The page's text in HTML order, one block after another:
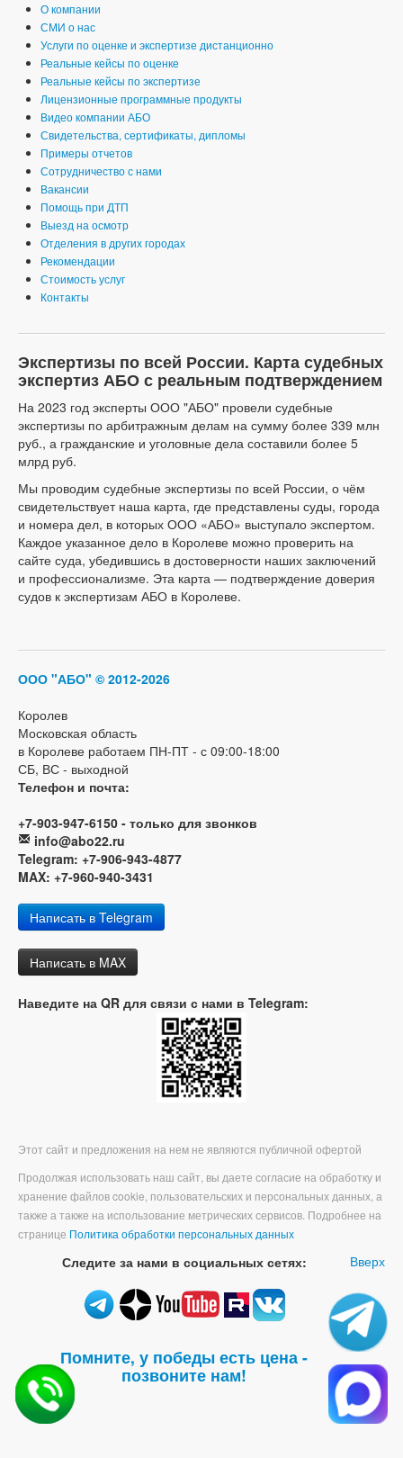
О компании
СМИ о нас
Услуги по оценке и экспертизе дистанционно
Реальные кейсы по оценке
Реальные кейсы по экспертизе
Лицензионные программные продукты
Видео компании АБО
Свидетельства, сертификаты, дипломы
Примеры отчетов
Сотрудничество с нами
Вакансии
Помощь при ДТП
Выезд на осмотр
Отделения в других городах
Рекомендации
Стоимость услуг
Контакты
Экспертизы по всей России. Карта судебных
экспертиз АБО с реальным подтверждением
На 2023 год эксперты ООО "АБО" провели судебные
экспертизы по арбитражным делам на сумму более 339 млн
руб., а гражданские и уголовные дела составили более 5
млрд руб.
Мы проводим судебные экспертизы по всей России, о чём
свидетельствует наша карта, где представлены суды, города
и номера дел, в которых ООО «АБО» выступало экспертом.
Каждое указанное дело в Королеве можно проверить на
сайте суда, убедившись в достоверности наших заключений
и профессионализме. Эта карта — подтверждение доверия
судов к экспертизам АБО в Королеве.
ООО "АБО" © 2012-2026
Королев
Московская область
в Королеве работаем ПН-ПТ - с 09:00-18:00
СБ, ВС - выходной
Телефон и почта:
+7-903-947-6150 - только для звонков
info@abo22.ru
Telegram: +7-906-943-4877
MAX: +7-960-940-3431
Написать в Telegram
Написать в MAX
Наведите на QR для связи с нами в Telegram:
Этот сайт и предложения на нем не являются публичной офертой
Продолжая использовать наш сайт, вы даете согласие на обработку и
хранение файлов cookie, пользовательских и персональных данных, а
также а также на использование метрических сервисов. Подробнее на
странице Политика обработки персональных данных
Вверх
Следите за нами в социальных сетях:
Помните, у победы есть цена -
позвоните нам!